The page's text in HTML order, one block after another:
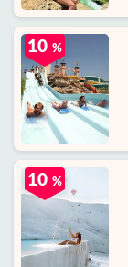
10 %
10 %